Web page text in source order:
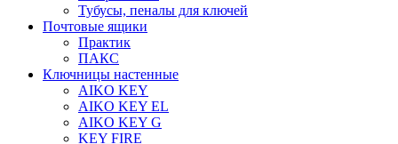
Тубусы, пеналы для ключей
Почтовые ящики
Практик
ПАКС
Ключницы настенные
AIKO KEY
AIKO KEY EL
AIKO KEY G
KEY FIRE